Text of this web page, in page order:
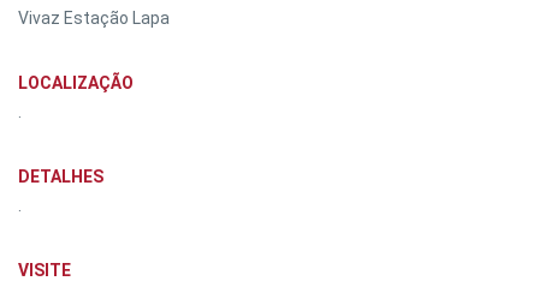
Vivaz Estação Lapa
LOCALIZAÇÃO
DETALHES
VISITE